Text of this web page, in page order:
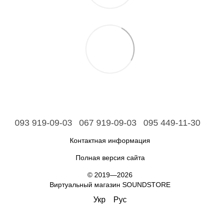
093 919-09-03 067 919-09-03 095 449-11-30
Контактная информация
Полная версия сайта
© 2019—2026
Виртуальный магазин SOUNDSTORE
Укр Рус